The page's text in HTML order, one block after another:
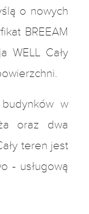
o nowych
BREEAM
WELL Cały
w
oraz dwa
teren jest
- usługową